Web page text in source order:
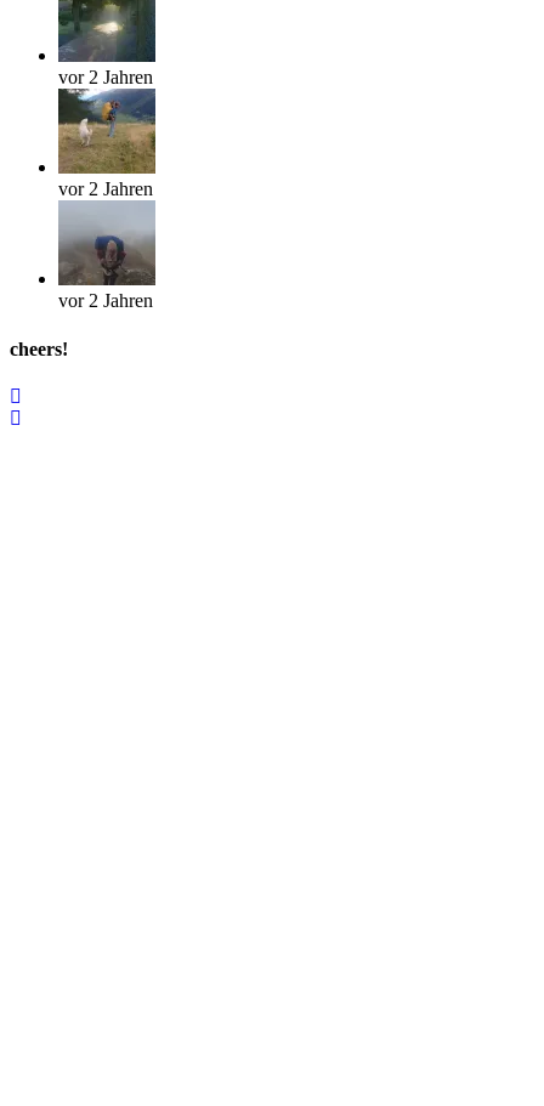
vor 2 Jahren
vor 2 Jahren
vor 2 Jahren
cheers!